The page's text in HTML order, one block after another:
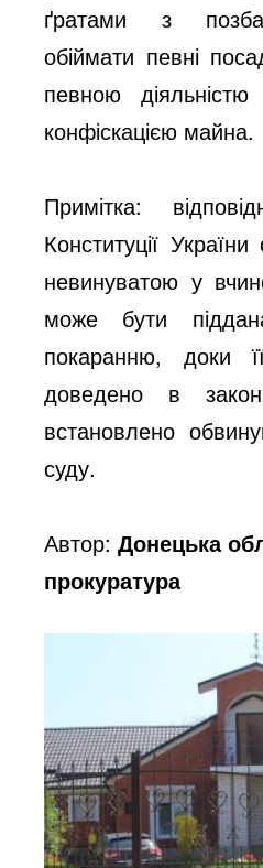
ґратами з
обіймати певні
певною
конфіскацією майна.
Примітка:
Конституції
невинуватою у
може бути
покаранню, доки
доведено в
встановлено
суду.
Автор:Донецька
прокуратура